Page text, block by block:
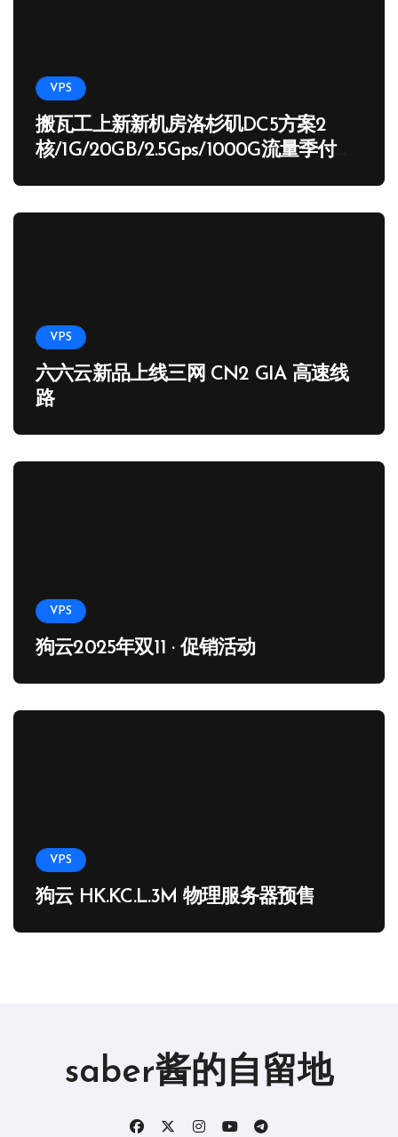
VPS
搬瓦工上新新机房洛杉矶DC5方案2
核/1G/20GB/2.5Gps/1000G流量季付
VPS
六六云新品上线三网 CN2 GIA 高速线
路
VPS
狗云2025年双11 · 促销活动
VPS
狗云 HK.KC.L.3M 物理服务器预售
saber酱的自留地